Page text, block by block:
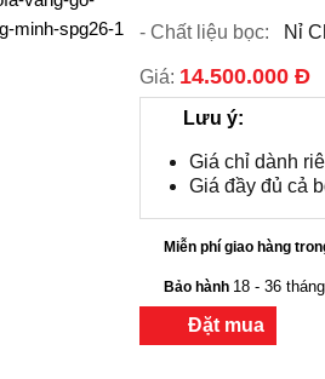
- Chất liệu bọc: Nỉ
Giá: 14.500.000 Đ
Lưu ý:
Giá chỉ dành
Giá đầy đủ cả
Miễn phí giao hàng
Bảo hành 18 - 36 tháng
Đặt mua